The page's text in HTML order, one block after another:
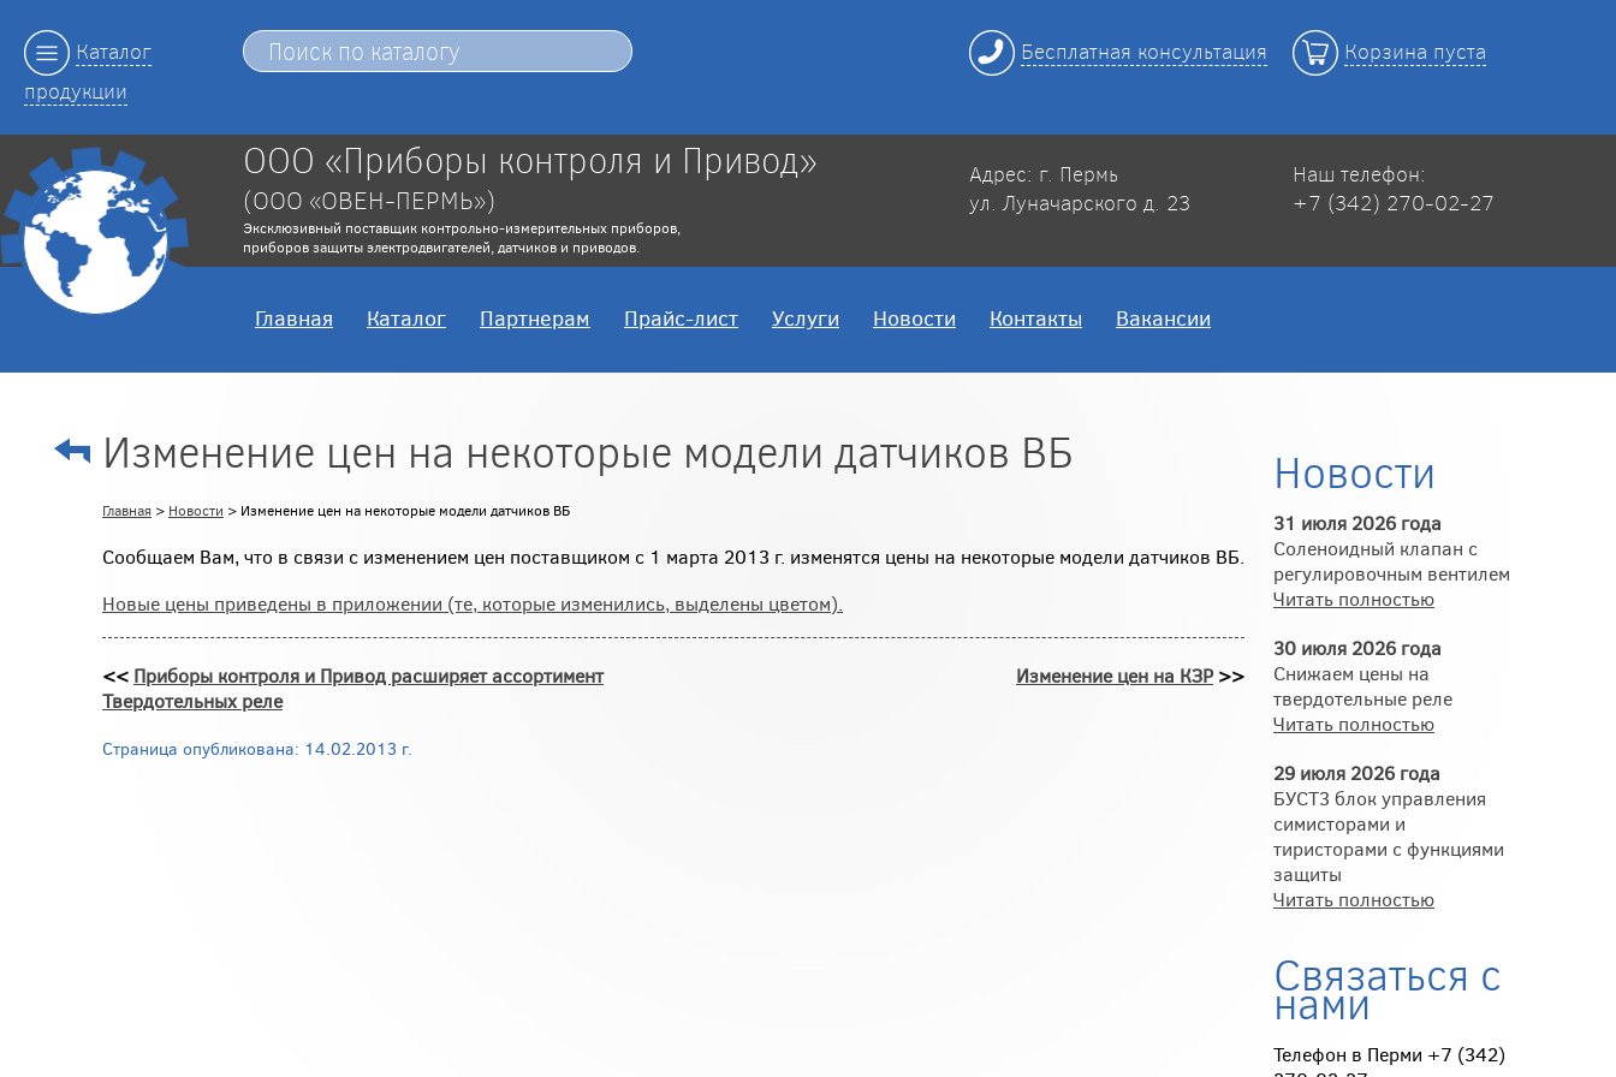
Каталог
продукции
Бесплатная консультация Корзина пуста
ООО «Приборы контроля и Привод»
(ООО «ОВЕН-ПЕРМЬ»)
Эксклюзивный поставщик контрольно-измерительных приборов,
приборов защиты электродвигателей, датчиков и приводов.
Адрес: г. Пермь
ул. Луначарского д. 23
Наш телефон:
+7 (342) 270-02-27
Главная Каталог Партнерам Прайс-лист Услуги Новости Контакты Вакансии
Изменение цен на некоторые модели датчиков ВБ
Главная > Новости > Изменение цен на некоторые модели датчиков ВБ
Сообщаем Вам, что в связи с изменением цен поставщиком с 1 марта 2013 г. изменятся цены на некоторые модели датчиков ВБ.
Новые цены приведены в приложении (те, которые изменились, выделены цветом).
<< Приборы контроля и Привод расширяет ассортимент
Твердотельных реле
Изменение цен на КЗР >>
Страница опубликована: 14.02.2013 г.
Новости
31 июля 2026 года
Соленоидный клапан с
регулировочным вентилем
Читать полностью
30 июля 2026 года
Снижаем цены на
твердотельные реле
Читать полностью
29 июля 2026 года
БУСТ3 блок управления
симисторами и
тиристорами с функциями
защиты
Читать полностью
Связаться с
нами
Телефон в Перми +7 (342)